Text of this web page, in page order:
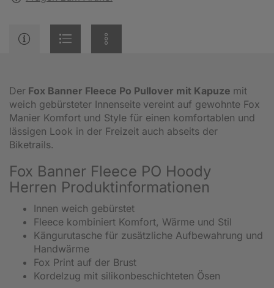
Der Fox Banner Fleece Po Pullover mit Kapuze mit
weich gebürsteter Innenseite vereint auf gewohnte Fox
Manier Komfort und Style für einen komfortablen und
lässigen Look in der Freizeit auch abseits der
Biketrails.
Fox Banner Fleece PO Hoody
Herren Produktinformationen
Innen weich gebürstet
Fleece kombiniert Komfort, Wärme und Stil
Kängurutasche für zusätzliche Aufbewahrung und
Handwärme
Fox Print auf der Brust
Kordelzug mit silikonbeschichteten Ösen